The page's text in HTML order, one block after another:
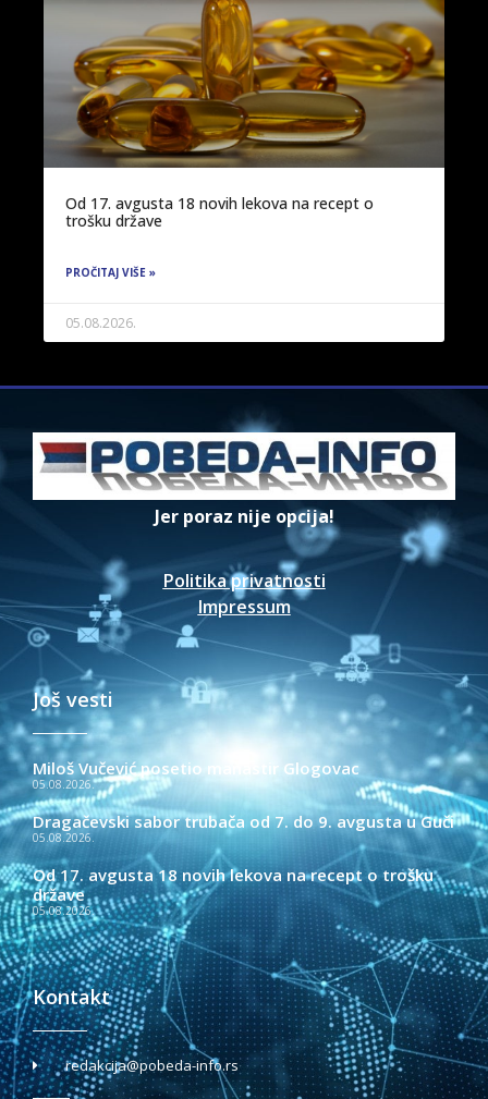
Od 17. avgusta 18 novih lekova na recept o
trošku države
PROČITAJ VIŠE »
05.08.2026.
Jer poraz nije opcija!
Politika privatnosti
Impressum
Još vesti
Miloš Vučević posetio manastir Glogovac
05.08.2026.
Dragačevski sabor trubača od 7. do 9. avgusta u Guči
05.08.2026.
Od 17. avgusta 18 novih lekova na recept o trošku
države
05.08.2026.
Kontakt
redakcija@pobeda-info.rs